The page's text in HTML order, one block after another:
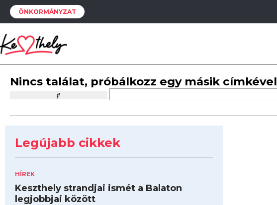
ÖNKORMÁNYZAT
Nincs találat, próbálkozz egy másik címkével
Legújabb cikkek
HÍREK
Keszthely strandjai ismét a Balaton
legjobbjai között